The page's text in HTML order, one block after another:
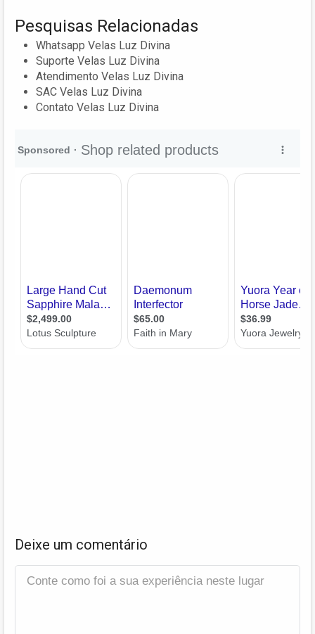
Pesquisas Relacionadas
Whatsapp Velas Luz Divina
Suporte Velas Luz Divina
Atendimento Velas Luz Divina
SAC Velas Luz Divina
Contato Velas Luz Divina
Deixe um comentário